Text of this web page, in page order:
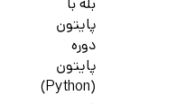
بله با
پایتون
دوره
پایتون
(Python)